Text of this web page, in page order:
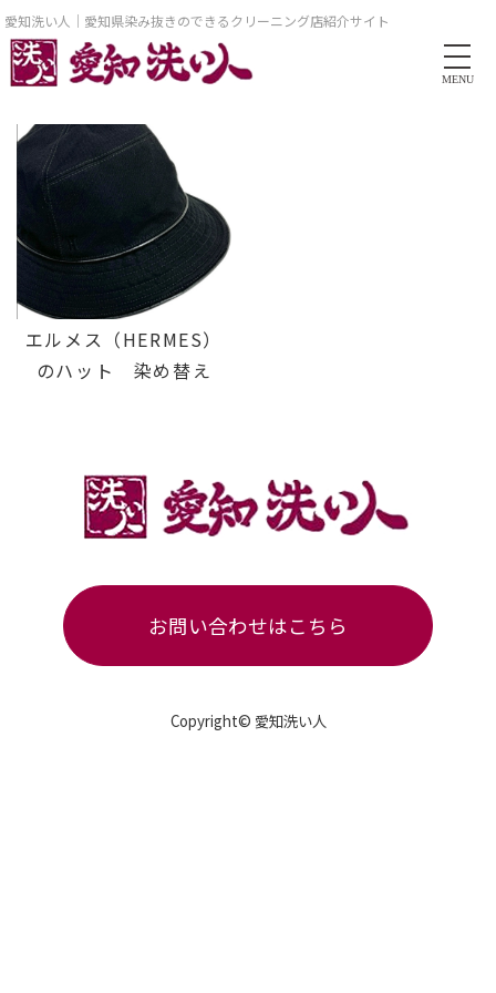
愛知洗い人｜愛知県染み抜きのできるクリーニング店紹介サイト
MENU
エルメス（HERMES）
のハット 染め替え
お問い合わせはこちら
Copyright© 愛知洗い人